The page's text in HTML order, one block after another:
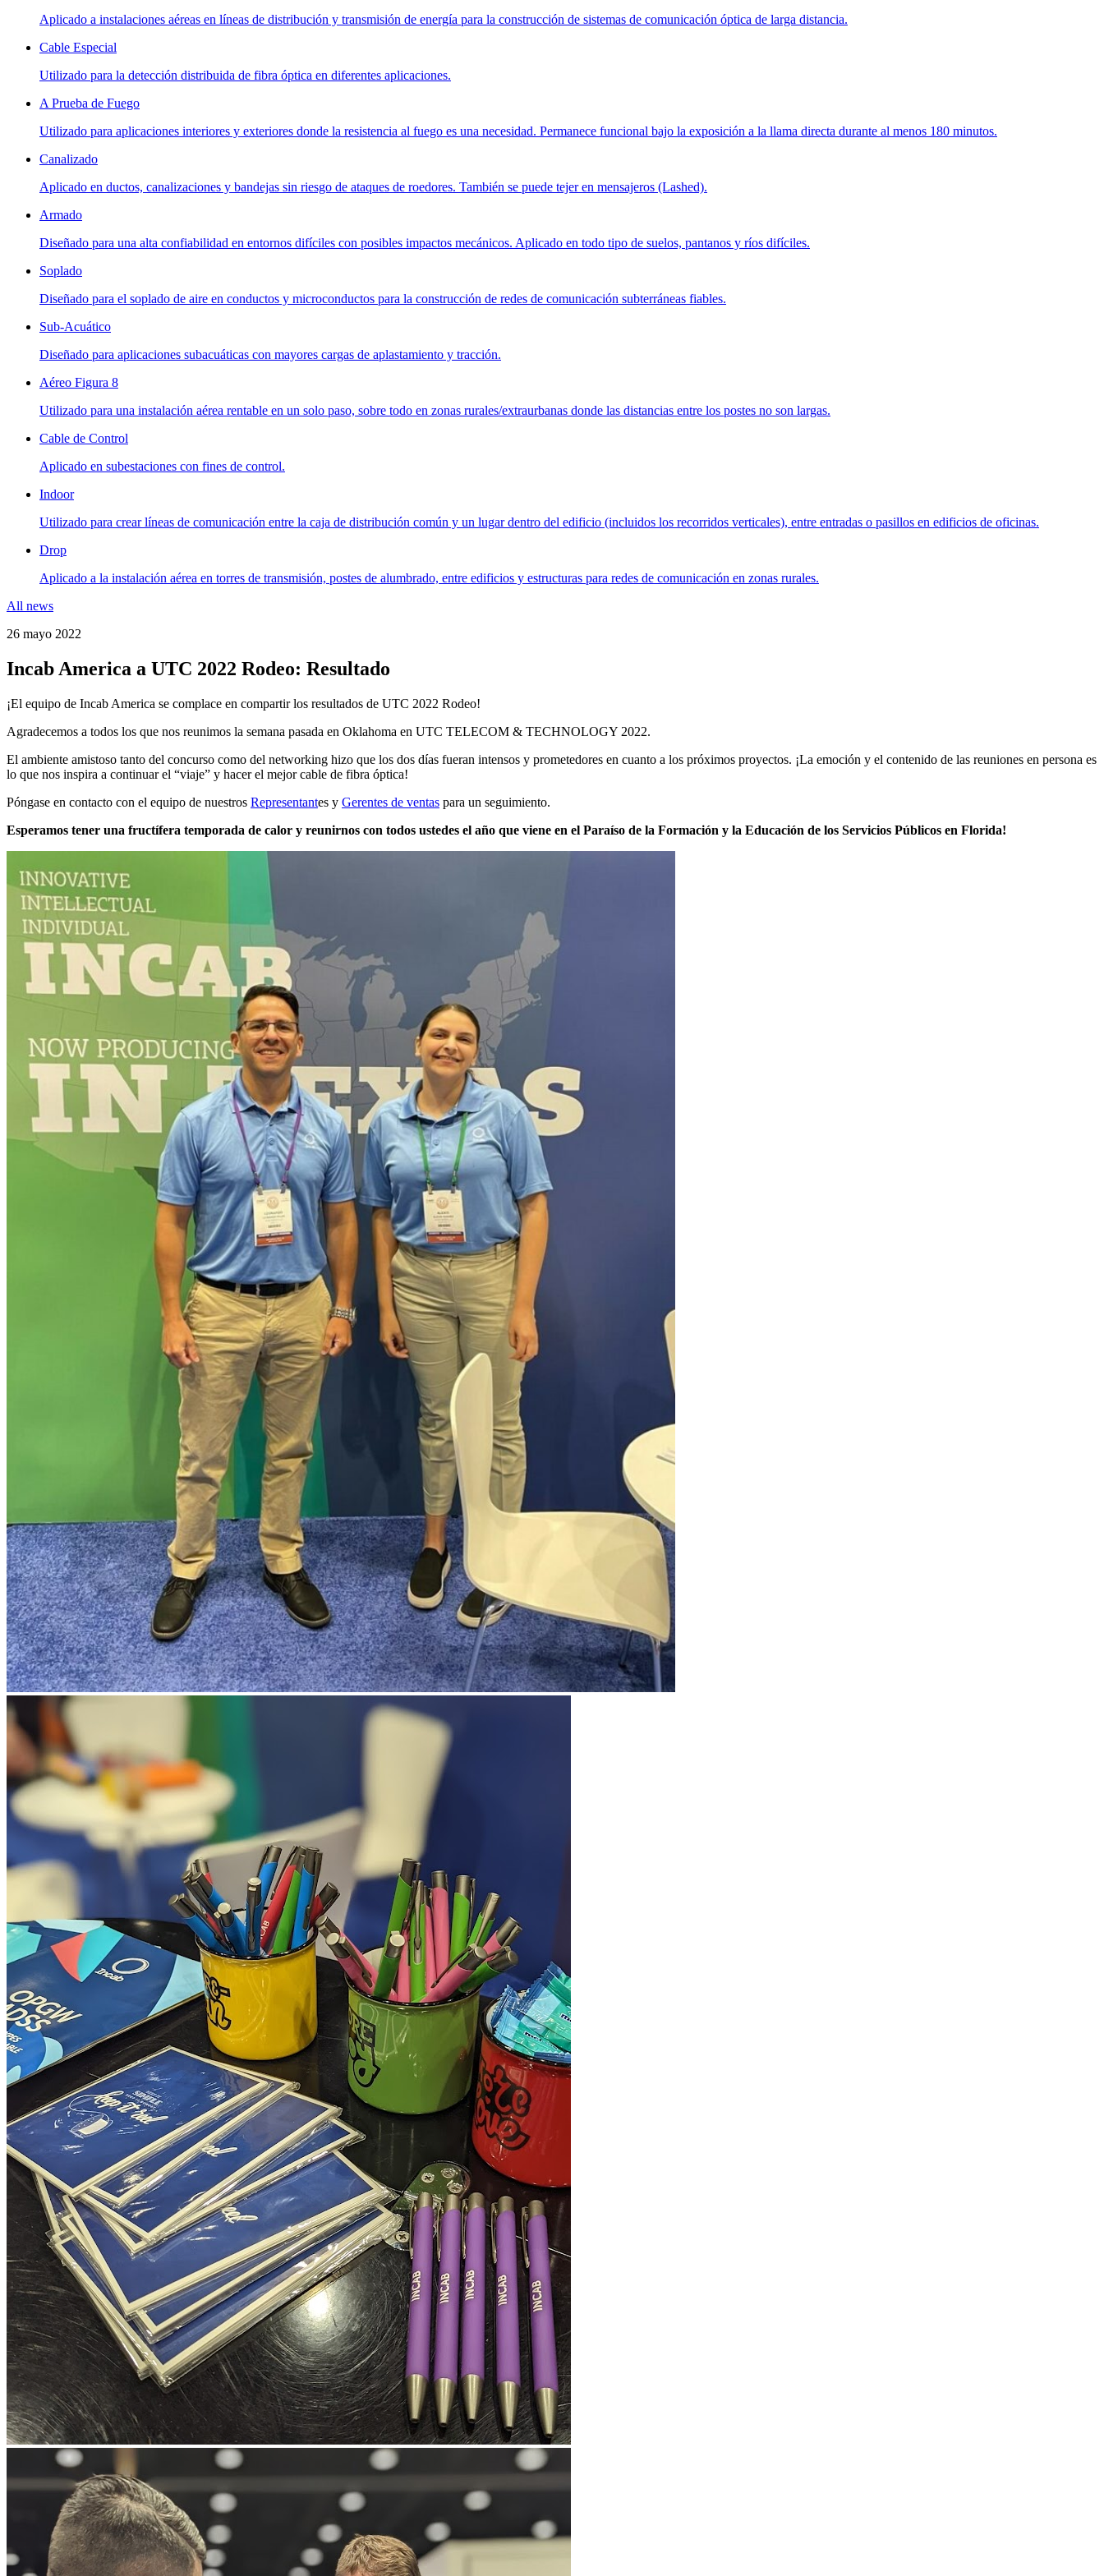
Aplicado a instalaciones aéreas en líneas de distribución y transmisión de energía para la construcción de sistemas de comunicación óptica de larga distancia.
Cable Especial
Utilizado para la detección distribuida de fibra óptica en diferentes aplicaciones.
A Prueba de Fuego
Utilizado para aplicaciones interiores y exteriores donde la resistencia al fuego es una necesidad. Permanece funcional bajo la exposición a la llama directa durante al menos 180 minutos.
Canalizado
Aplicado en ductos, canalizaciones y bandejas sin riesgo de ataques de roedores. También se puede tejer en mensajeros (Lashed).
Armado
Diseñado para una alta confiabilidad en entornos difíciles con posibles impactos mecánicos. Aplicado en todo tipo de suelos, pantanos y ríos difíciles.
Soplado
Diseñado para el soplado de aire en conductos y microconductos para la construcción de redes de comunicación subterráneas fiables.
Sub-Acuático
Diseñado para aplicaciones subacuáticas con mayores cargas de aplastamiento y tracción.
Aéreo Figura 8
Utilizado para una instalación aérea rentable en un solo paso, sobre todo en zonas rurales/extraurbanas donde las distancias entre los postes no son largas.
Cable de Control
Aplicado en subestaciones con fines de control.
Indoor
Utilizado para crear líneas de comunicación entre la caja de distribución común y un lugar dentro del edificio (incluidos los recorridos verticales), entre entradas o pasillos en edificios de oficinas.
Drop
Aplicado a la instalación aérea en torres de transmisión, postes de alumbrado, entre edificios y estructuras para redes de comunicación en zonas rurales.
All news
26 mayo 2022
Incab America a UTC 2022 Rodeo: Resultado
¡El equipo de Incab America se complace en compartir los resultados de UTC 2022 Rodeo!
Agradecemos a todos los que nos reunimos la semana pasada en Oklahoma en UTC TELECOM & TECHNOLOGY 2022.
El ambiente amistoso tanto del concurso como del networking hizo que los dos días fueran intensos y prometedores en cuanto a los próximos proyectos. ¡La emoción y el contenido de las reuniones en persona es
lo que nos inspira a continuar el “viaje” y hacer el mejor cable de fibra óptica!
Póngase en contacto con el equipo de nuestros Representantes y Gerentes de ventas para un seguimiento.
Esperamos tener una fructífera temporada de calor y reunirnos con todos ustedes el año que viene en el Paraíso de la Formación y la Educación de los Servicios Públicos en Florida!